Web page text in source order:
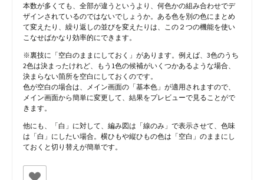
本数が多くても、全部が違うというより、何色かの組み合わせでデ
ザインされているのではないでしょうか。ある色を別の色にまとめ
て変えたり、繰り返しの並びを変えたりは、この２つの機能を使い
こなせばかなり効率的にできます。
※裏技に「空白のままにしておく」があります。例えば、3色のうち
2色は決まったけれど、もう1色の候補がいくつかあるような場合、
決まらない箇所を空白にしておくのです。
色が空白の場合は、メイン画面の「基本色」が適用されますので、
メイン画面から簡単に変更して、結果をプレビューで見ることがで
きます。
他にも、「白」に対して、編み図は「線のみ」で表示させて、色味
は「白」にしたい場合。横ひもや縦ひもの色は「空白」のままにし
ておくと切り替えが簡単です。